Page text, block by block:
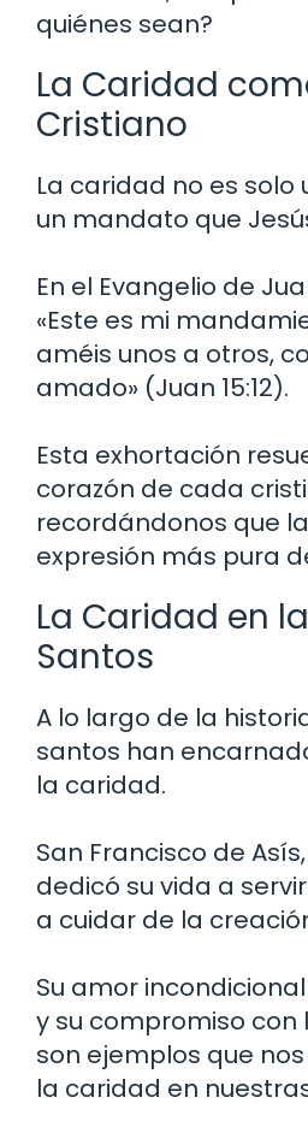
quiénes sean?
La Caridad
Cristiano
La caridad no es solo
un mandato que
En el Evangelio de
«Este es mi
améis unos a otros,
amado» (Juan 15:12).
Esta exhortación
corazón de cada
recordándonos que
expresión más pura
La Caridad en
Santos
A lo largo de la
santos han
la caridad.
San Francisco de
dedicó su vida a
a cuidar de la
Su amor
y su compromiso con
son ejemplos que
la caridad en